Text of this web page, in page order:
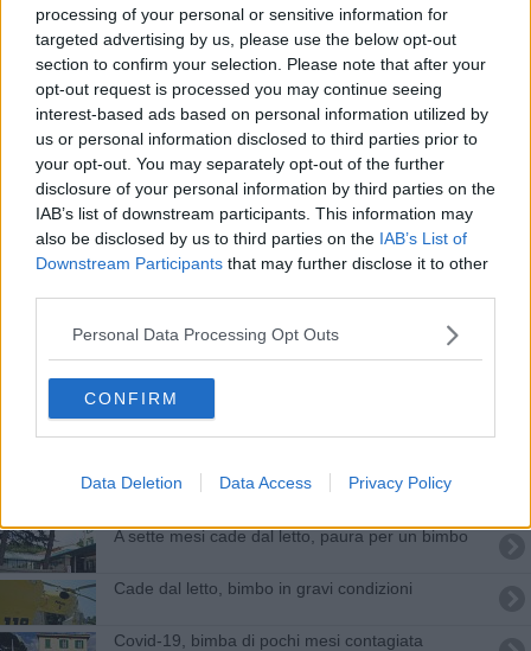
processing of your personal or sensitive information for
targeted advertising by us, please use the below opt-out
section to confirm your selection. Please note that after your
opt-out request is processed you may continue seeing
interest-based ads based on personal information utilized by
us or personal information disclosed to third parties prior to
your opt-out. You may separately opt-out of the further
disclosure of your personal information by third parties on the
IAB’s list of downstream participants. This information may
also be disclosed by us to third parties on the IAB’s List of
Downstream Participants that may further disclose it to other
Personal Data Processing Opt Outs
CONFIRM
Data Deletion Data Access Privacy Policy
Ragazzino gravissimo nell'incidente in
monopattino
Bimba morta, dolore per l'ultimo saluto
Ragazzino cade da minimoto, d'urgenza al Meyer
La musicoterapia sbarca in Valdichiana
Cade in piscina, paura per un bambino di tre anni
Triangolare di beneficienza per il Meyer
“Talenti sotto l’albero”, eccellenze del teritorio
Bimba morta, funerali rinviati: chiesta l'autopsia
Tre feriti nello scontro fra auto, due sono minori
A sette mesi cade dal letto, paura per un bimbo
Cade dal letto, bimbo in gravi condizioni
Covid-19, bimba di pochi mesi contagiata